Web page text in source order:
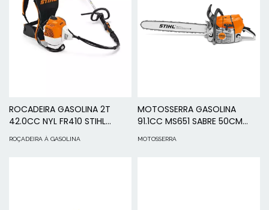
ROCADEIRA GASOLINA 2T
42.0CC NYL FR410 STIHL
ROÇADEIRA À GASOLINA
MOTOSSERRA GASOLINA
91.1CC MS651 SABRE 50CM
MOTOSSERRA